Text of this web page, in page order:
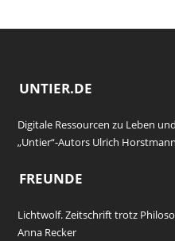
UNTIER.DE
Digitale Ressourcen zu Leben
„Untier“-Autors Ulrich
FREUNDE
Lichtwolf. Zeitschrift trotz
Anna Recker